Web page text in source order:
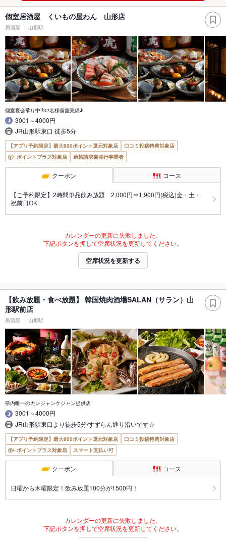
個室居酒屋 くいもの屋わん 山形店
居酒屋 山形駅
個室宴会承り中!!32名様個室完備♪
3001～4000円
JR山形駅東口 徒歩5分
【アプリ予約限定】最大800ポイント還元対象店
口コミ投稿特典対象店
ポイントプラス対象店
適格請求書発行事業者
クーポン コース
【ご予約限定】2時間単品飲み放題 2,000円⇒1,900円(税込)金・土・
祝前日OK
カレンダーの更新に失敗しました。
下記ボタンを押して空席状況を更新してください。
空席状況を更新する
【飲み放題・食べ放題】 韓国焼肉酒場SALAN（サラン）山
形駅前店
居酒屋 山形駅
県内唯一のカンジャンケジャン提供店
3001～4000円
JR山形駅東口より徒歩5分/すずらん通り沿いです☆
【アプリ予約限定】最大800ポイント還元対象店
口コミ投稿特典対象店
ポイントプラス対象店
スマート支払い可
クーポン コース
日曜から木曜限定！飲み放題100分が1500円！
カレンダーの更新に失敗しました。
下記ボタンを押して空席状況を更新してください。